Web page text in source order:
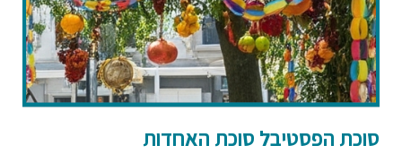
סוכת הפסטיבל סוכת האחדות